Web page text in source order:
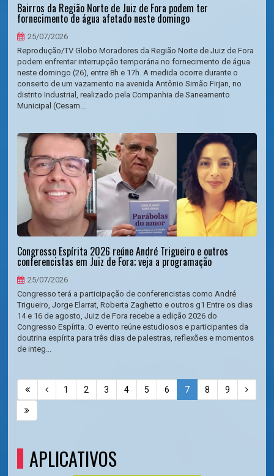
Bairros da Região Norte de Juiz de Fora podem ter
fornecimento de água afetado neste domingo
25/07/2026
Reprodução/TV Globo Moradores da Região Norte de Juiz de Fora
podem enfrentar interrupção temporária no fornecimento de água
neste domingo (26), entre 8h e 17h. A medida ocorre durante o
conserto de um vazamento na avenida Antônio Simão Firjan, no
distrito Industrial, realizado pela Companhia de Saneamento
Municipal (Cesam...
Congresso Espírita 2026 reúne André Trigueiro e outros
conferencistas em Juiz de Fora; veja a programação
25/07/2026
Congresso terá a participação de conferencistas como André
Trigueiro, Jorge Elarrat, Roberta Zaghetto e outros g1 Entre os dias
14 e 16 de agosto, Juiz de Fora recebe a edição 2026 do
Congresso Espírita. O evento reúne estudiosos e participantes da
doutrina espírita para três dias de palestras, reflexões e momentos
de integ...
1 2 3 4 5 6 7 8 9
APLICATIVOS